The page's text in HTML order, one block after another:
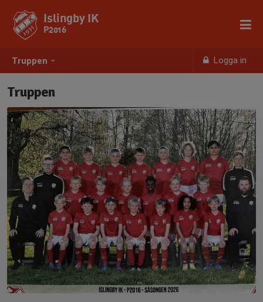
Truppen Logga in
Islingby IK
P2016
Truppen